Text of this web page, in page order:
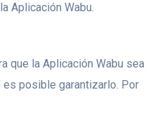
Aplicación Wabu.
que la Aplicación Wabu sea
es posible garantizarlo. Por